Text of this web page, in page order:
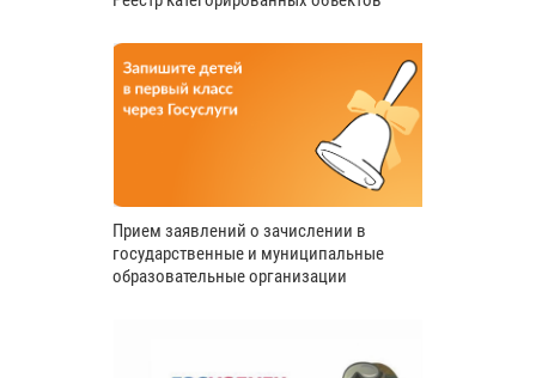
Прием заявлений о зачислении в
государственные и муниципальные
образовательные организации